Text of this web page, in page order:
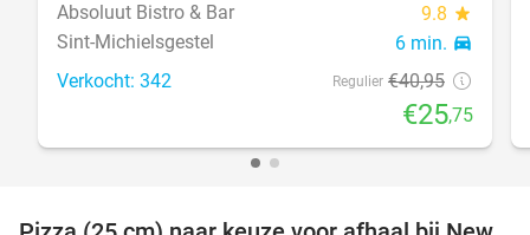
Absoluut Bistro & Bar
9.8 star
Sint-Michielsgestel 6 min. directions_car
Verkocht: 342 Regulier €40,95
€25,75